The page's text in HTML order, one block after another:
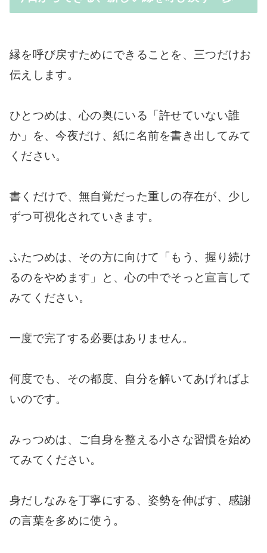
縁を呼び戻すためにできることを、三つだけお
伝えします。
ひとつめは、心の奥にいる「許せていない誰
か」を、今夜だけ、紙に名前を書き出してみて
ください。
書くだけで、無自覚だった重しの存在が、少し
ずつ可視化されていきます。
ふたつめは、その方に向けて「もう、握り続け
るのをやめます」と、心の中でそっと宣言して
みてください。
一度で完了する必要はありません。
何度でも、その都度、自分を解いてあげればよ
いのです。
みっつめは、ご自身を整える小さな習慣を始め
てみてください。
身だしなみを丁寧にする、姿勢を伸ばす、感謝
の言葉を多めに使う。